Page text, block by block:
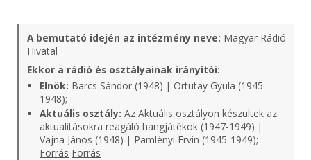
A bemutató idején az intézmény neve: Magyar Rádió
Hivatal
Ekkor a rádió és osztályainak irányítói:
Elnök: Barcs Sándor (1948) | Ortutay Gyula (1945-
1948);
Aktuális osztály: Az Aktuális osztályon készültek az
aktualitásokra reagáló hangjátékok (1947-1949) |
Vajna János (1948) | Pamlényi Ervin (1945-1949);
Forrás Forrás